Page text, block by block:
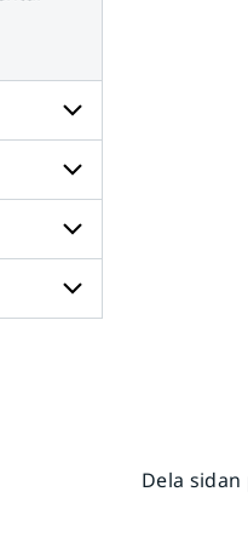
Undersidor
för
Radar
och
satellit
Undersidor
för
Väder
till
havs
Undersidor
för
Dela sidan